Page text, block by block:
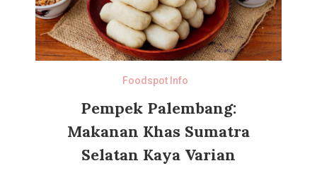
Foodspot Info
Pempek Palembang:
Makanan Khas Sumatra
Selatan Kaya Varian